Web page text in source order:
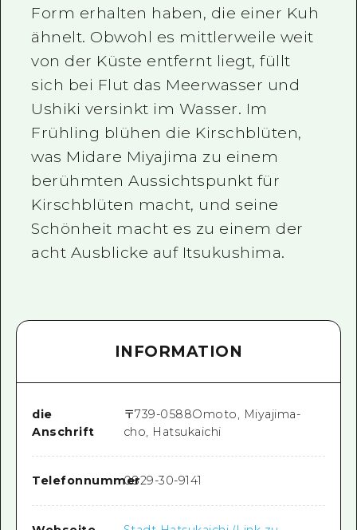
Form erhalten haben, die einer Kuh
ähnelt. Obwohl es mittlerweile weit
von der Küste entfernt liegt, füllt
sich bei Flut das Meerwasser und
Ushiki versinkt im Wasser. Im
Frühling blühen die Kirschblüten,
was Midare Miyajima zu einem
berühmten Aussichtspunkt für
Kirschblüten macht, und seine
Schönheit macht es zu einem der
acht Ausblicke auf Itsukushima.
INFORMATION
die
Anschrift
〒739-0588Omoto, Miyajima-
cho, Hatsukaichi
Telefonnummer0829-30-9141